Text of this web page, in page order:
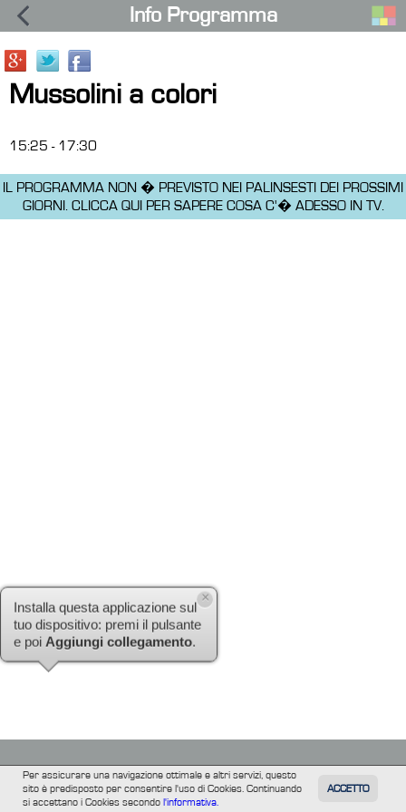
TUTTI FILM
Per assicurare una navigazione ottimale e altri servizi, questo
sito è predisposto per consentire l'uso di Cookies. Continuando
si accettano i Cookies secondol'informativa.
ACCETTO
Info Programma
Mussolini a colori
15:25 - 17:30
IL PROGRAMMA NON � PREVISTO NEI PALINSESTI DEI PROSSIMI
GIORNI. CLICCA QUI PER SAPERE COSA C'� ADESSO IN TV.
Installa questa applicazione sul
tuo dispositivo: premi il pulsante
Aggiungi collegamento